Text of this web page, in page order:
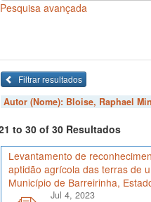
Pesquisa avançada
Filtrar resultados
Autor (Nome): Bloise, Raphael
to 30 of 30 Resultados
Levantamento de
aptidão agrícola das terras de
Município de Barreirinha,
Jul 4, 2023